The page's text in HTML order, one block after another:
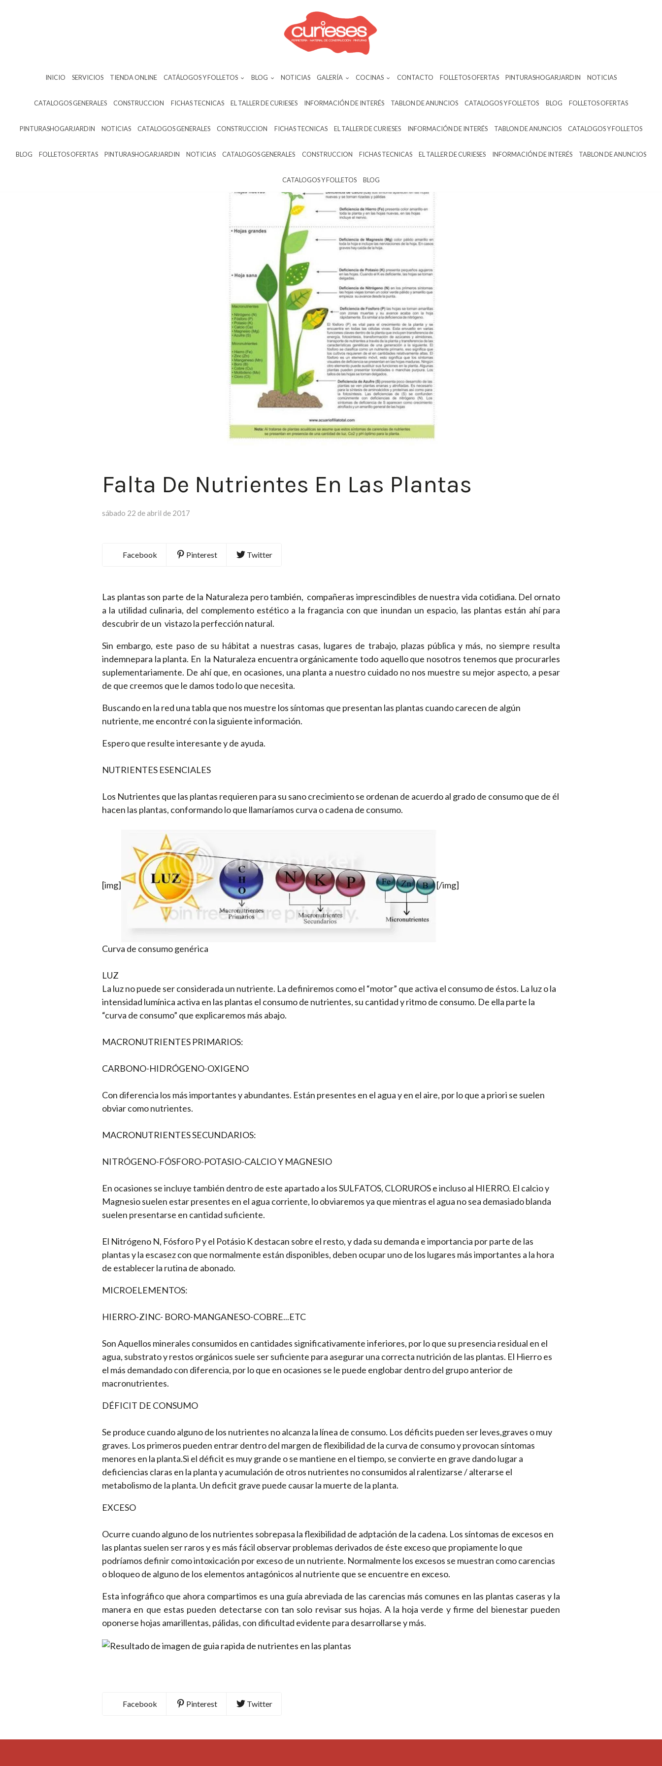
INICIO SERVICIOS TIENDA ONLINE CATÁLOGOS Y FOLLETOS BLOG NOTICIAS GALERÍA COCINAS CONTACTO FOLLETOS OFERTAS PINTURASHOGARJARDIN NOTICIAS
CATALOGOS GENERALES CONSTRUCCION FICHAS TECNICAS EL TALLER DE CURIESES INFORMACIÓN DE INTERÉS TABLON DE ANUNCIOS CATALOGOS Y FOLLETOS BLOG FOLLETOS OFERTAS
PINTURASHOGARJARDIN NOTICIAS CATALOGOS GENERALES CONSTRUCCION FICHAS TECNICAS EL TALLER DE CURIESES INFORMACIÓN DE INTERÉS TABLON DE ANUNCIOS CATALOGOS Y FOLLETOS
BLOG FOLLETOS OFERTAS PINTURASHOGARJARDIN NOTICIAS CATALOGOS GENERALES CONSTRUCCION FICHAS TECNICAS EL TALLER DE CURIESES INFORMACIÓN DE INTERÉS TABLON DE ANUNCIOS
CATALOGOS Y FOLLETOS BLOG
Falta De Nutrientes En Las Plantas
sábado 22 de abril de 2017
Facebook Pinterest Twitter
Las plantas son parte de la Naturaleza pero también, compañeras imprescindibles de nuestra vida cotidiana. Del ornato
a la utilidad culinaria, del complemento estético a la fragancia con que inundan un espacio, las plantas están ahí para
descubrir de un vistazo la perfección natural.
Sin embargo, este paso de su hábitat a nuestras casas, lugares de trabajo, plazas pública y más, no siempre resulta
indemnepara la planta. En la Naturaleza encuentra orgánicamente todo aquello que nosotros tenemos que procurarles
suplementariamente. De ahí que, en ocasiones, una planta a nuestro cuidado no nos muestre su mejor aspecto, a pesar
de que creemos que le damos todo lo que necesita.
Buscando en la red una tabla que nos muestre los síntomas que presentan las plantas cuando carecen de algún
nutriente, me encontré con la siguiente información.
Espero que resulte interesante y de ayuda.
NUTRIENTES ESENCIALES
Los Nutrientes que las plantas requieren para su sano crecimiento se ordenan de acuerdo al grado de consumo que de él
hacen las plantas, conformando lo que llamaríamos curva o cadena de consumo.
[img] [/img]
Curva de consumo genérica
LUZ
La luz no puede ser considerada un nutriente. La definiremos como el “motor” que activa el consumo de éstos. La luz o la
intensidad lumínica activa en las plantas el consumo de nutrientes, su cantidad y ritmo de consumo. De ella parte la
“curva de consumo” que explicaremos más abajo.
MACRONUTRIENTES PRIMARIOS:
CARBONO-HIDRÓGENO-OXIGENO
Con diferencia los más importantes y abundantes. Están presentes en el agua y en el aire, por lo que a priori se suelen
obviar como nutrientes.
MACRONUTRIENTES SECUNDARIOS:
NITRÓGENO-FÓSFORO-POTASIO-CALCIO Y MAGNESIO
En ocasiones se incluye también dentro de este apartado a los SULFATOS, CLORUROS e incluso al HIERRO. El calcio y
Magnesio suelen estar presentes en el agua corriente, lo obviaremos ya que mientras el agua no sea demasiado blanda
suelen presentarse en cantidad suficiente.
El Nitrógeno N, Fósforo P y el Potásio K destacan sobre el resto, y dada su demanda e importancia por parte de las
plantas y la escasez con que normalmente están disponibles, deben ocupar uno de los lugares más importantes a la hora
de establecer la rutina de abonado.
MICROELEMENTOS:
HIERRO-ZINC- BORO-MANGANESO-COBRE...ETC
Son Aquellos minerales consumidos en cantidades significativamente inferiores, por lo que su presencia residual en el
agua, substrato y restos orgánicos suele ser suficiente para asegurar una correcta nutrición de las plantas. El Hierro es
el más demandado con diferencia, por lo que en ocasiones se le puede englobar dentro del grupo anterior de
macronutrientes.
DÉFICIT DE CONSUMO
Se produce cuando alguno de los nutrientes no alcanza la línea de consumo. Los déficits pueden ser leves,graves o muy
graves. Los primeros pueden entrar dentro del margen de flexibilidad de la curva de consumo y provocan síntomas
menores en la planta.Si el déficit es muy grande o se mantiene en el tiempo, se convierte en grave dando lugar a
deficiencias claras en la planta y acumulación de otros nutrientes no consumidos al ralentizarse / alterarse el
metabolismo de la planta. Un deficit grave puede causar la muerte de la planta.
EXCESO
Ocurre cuando alguno de los nutrientes sobrepasa la flexibilidad de adptación de la cadena. Los síntomas de excesos en
las plantas suelen ser raros y es más fácil observar problemas derivados de éste exceso que propiamente lo que
podríamos definir como intoxicación por exceso de un nutriente. Normalmente los excesos se muestran como carencias
o bloqueo de alguno de los elementos antagónicos al nutriente que se encuentre en exceso.
Esta infográfico que ahora compartimos es una guía abreviada de las carencias más comunes en las plantas caseras y la
manera en que estas pueden detectarse con tan solo revisar sus hojas. A la hoja verde y firme del bienestar pueden
oponerse hojas amarillentas, pálidas, con dificultad evidente para desarrollarse y más.
Facebook Pinterest Twitter